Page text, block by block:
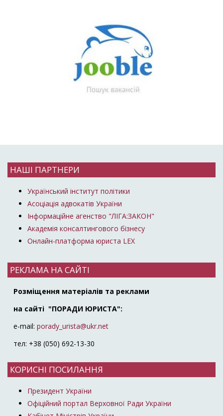
НАШІ ПАРТНЕРИ
Український інститут політики
Асоціація адвокатів України
Інформаційне агенство "ЛІГА:ЗАКОН"
Академія консалтингового бізнесу
Онлайн-платформа юриста LEX
РЕКЛАМА НА САЙТІ
Розміщення матеріалів та реклами
на сайті "ПОРАДИ ЮРИСТА":
e-mail: porady_urista@ukr.net
тел: +38 (050) 692-13-30
КОРИСНІ ПОСИЛАННЯ
Президент України
Офіційний портал Верховної Ради України